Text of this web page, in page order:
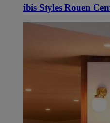
ibis Styles Rouen